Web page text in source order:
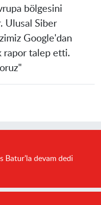
bölgesini
Ulusal Siber
Google'dan
rapor talep etti.
Batur'la devam dedi